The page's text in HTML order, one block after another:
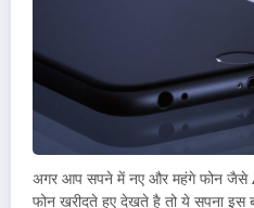
अगर आप सपने में नए और महंगे फोन जैसे
फोन खरीदते हुए देखते है तो ये सपना इस